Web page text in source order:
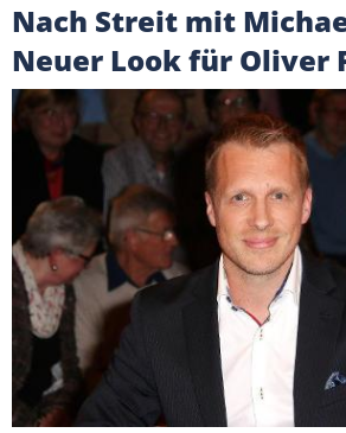
Nach Streit mit
Neuer Look für Oliver